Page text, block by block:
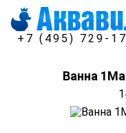
+7 (495) 729-
Ванна